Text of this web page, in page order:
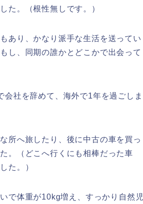
た。（根性無しです。）
あり、かなり派手な生活を送ってい
し、同期の誰かとどこかで出会って
社を辞めて、海外で1年を過ごしま
所へ旅したり、後に中古の車を買っ
。（どこへ行くにも相棒だった車
た。）
で体重が10kg増え、すっかり自然児